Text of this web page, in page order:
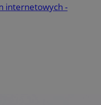
internetowych -